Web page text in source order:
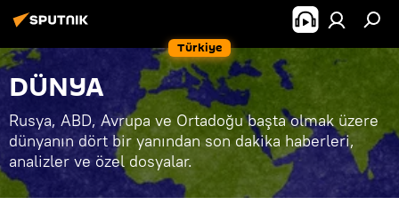
Türkiye
DÜNYA
Rusya, ABD, Avrupa ve Ortadoğu başta olmak üzere
dünyanın dört bir yanından son dakika haberleri,
analizler ve özel dosyalar.